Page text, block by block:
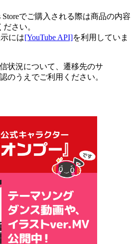
Storeでご購入される際は商品の内容
さい。
には[YouTube API]を利用していま
状況について、遷移先のサ
のうえでご利用ください。